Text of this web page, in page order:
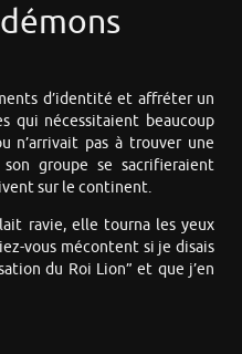
d’identité et affréter un
qui nécessitaient beaucoup
n’arrivait pas à trouver une
groupe se sacrifieraient
sur le continent.
ravie, elle tourna les yeux
vous mécontent si je disais
du Roi Lion” et que j’en